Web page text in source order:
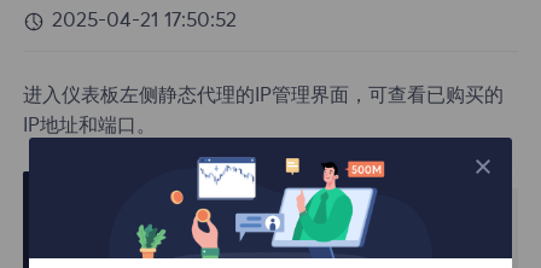
2025-04-21 17:50:52
进入仪表板左侧静态代理的IP管理界面，可查看已购买的
IP地址和端口。